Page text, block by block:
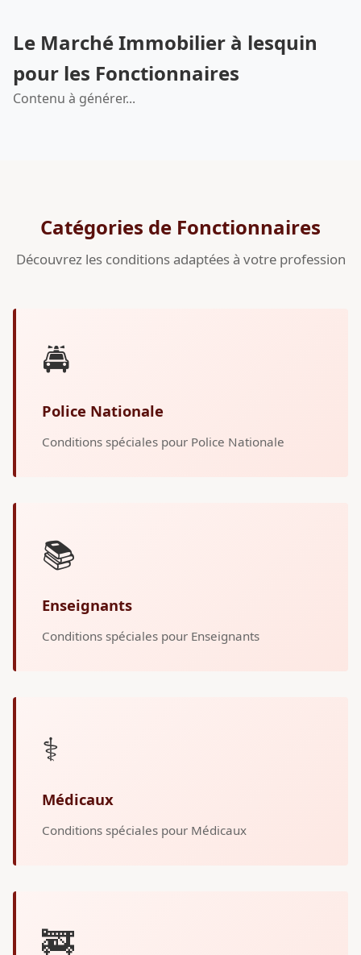
Le Marché Immobilier à lesquin
pour les Fonctionnaires
Contenu à générer...
Catégories de Fonctionnaires
Découvrez les conditions adaptées à votre profession
🚔
Police Nationale
Conditions spéciales pour Police Nationale
📚
Enseignants
Conditions spéciales pour Enseignants
⚕️
Médicaux
Conditions spéciales pour Médicaux
🚒